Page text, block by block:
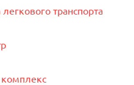
транспорта